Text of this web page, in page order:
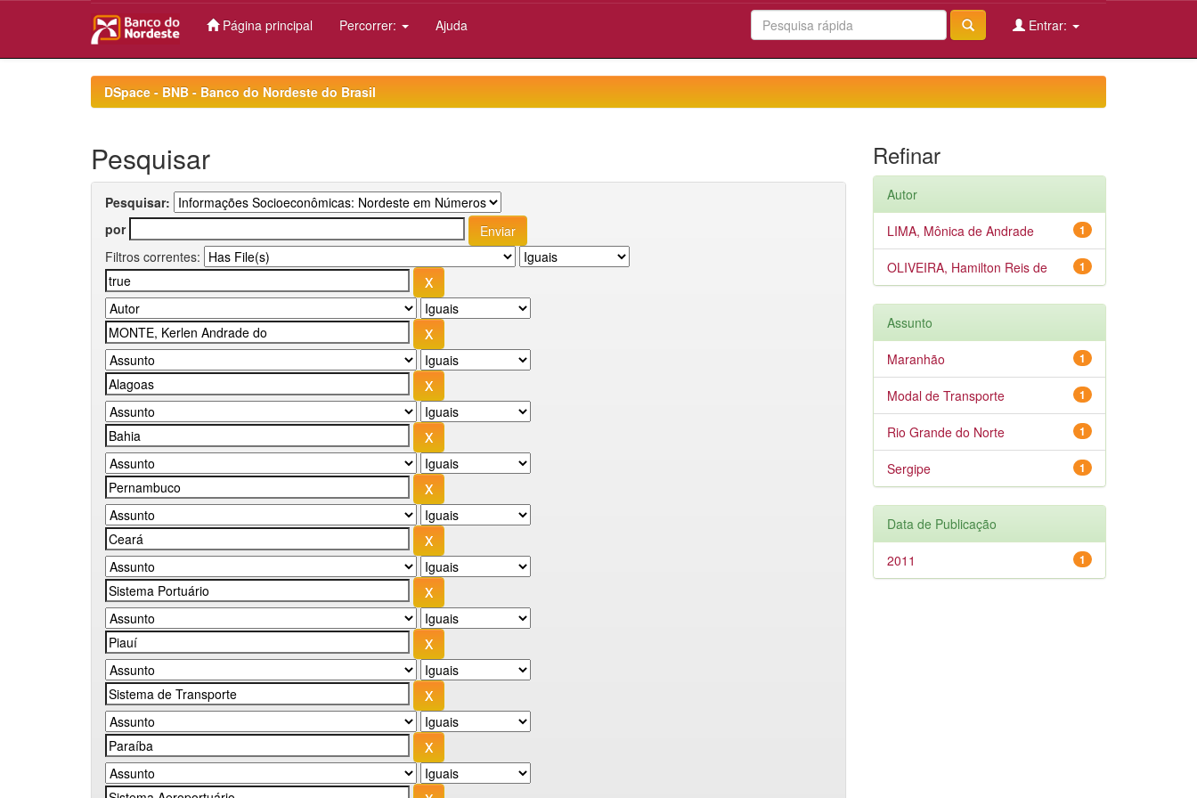
Página principal Percorrer: Ajuda Entrar:
DSpace - BNB - Banco do Nordeste do Brasil
Pesquisar
Pesquisar:
por
Filtros correntes:
Refinar
Autor
1
LIMA, Mônica de Andrade
1
OLIVEIRA, Hamilton Reis de
Assunto
1
Maranhão
1
Modal de Transporte
1
Rio Grande do Norte
1
Sergipe
Data de Publicação
1
2011